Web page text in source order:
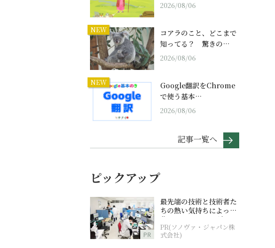
2026/08/06
NEW
コアラのこと、どこまで
知ってる？ 驚きの…
2026/08/06
NEW
Google翻訳をChrome
で使う基本…
2026/08/06
記事一覧へ
ピックアップ
PR
最先端の技術と技術者た
ちの熱い気持ちによって
作られているオーダーメ
イド補聴器
PR(ソノヴァ・ジャパン株
式会社)